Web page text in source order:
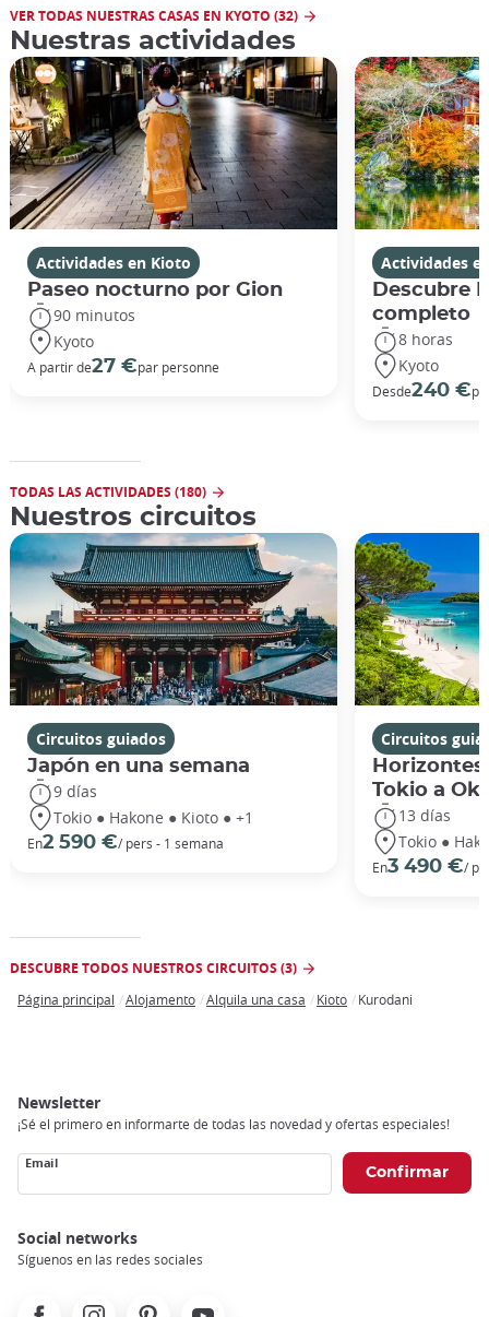
VER TODAS NUESTRAS CASAS EN KYOTO (32)
Nuestras actividades
Actividades en Kioto
Paseo nocturno por Gion
90 minutos
Kyoto
A partir de27 €par personne
Actividades
Descubre
completo
8 horas
Kyoto
Desde240 €
TODAS LAS ACTIVIDADES (180)
Nuestros circuitos
Circuitos guiados
Japón en una semana
9 días
Tokio ● Hakone ● Kioto ● +1
En2 590 €/ pers - 1 semana
Circuitos
Tokio a
13 días
Tokio ●
En3 490 €/
DESCUBRE TODOS NUESTROS CIRCUITOS (3)
Página principal Alojamento Alquila una casa Kioto Kurodani
Newsletter
¡Sé el primero en informarte de todas las novedad y ofertas especiales!
Email
Social networks
Síguenos en las redes sociales
FacebookInstagramPinterest Youtube